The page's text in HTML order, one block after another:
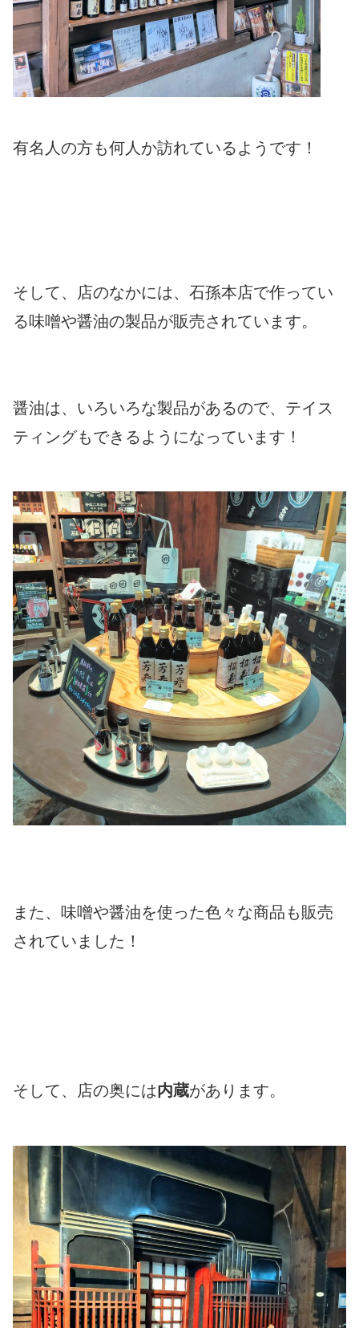
有名人の方も何人か訪れているようです！
そして、店のなかには、石孫本店で作ってい
る味噌や醤油の製品が販売されています。
醤油は、いろいろな製品があるので、テイス
ティングもできるようになっています！
また、味噌や醤油を使った色々な商品も販売
されていました！
そして、店の奥には内蔵があります。